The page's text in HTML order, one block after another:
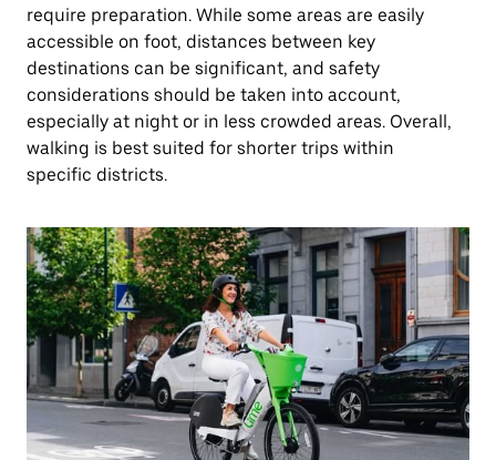
require preparation. While some areas are easily
accessible on foot, distances between key
destinations can be significant, and safety
considerations should be taken into account,
especially at night or in less crowded areas. Overall,
walking is best suited for shorter trips within
specific districts.